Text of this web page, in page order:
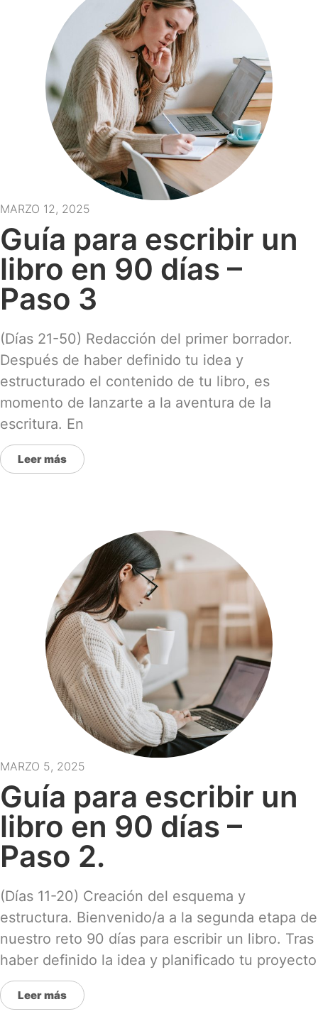
MARZO 12, 2025
Guía para escribir un
libro en 90 días –
Paso 3
(Días 21-50) Redacción del primer borrador.
Después de haber definido tu idea y
estructurado el contenido de tu libro, es
momento de lanzarte a la aventura de la
escritura. En
Leer más
MARZO 5, 2025
Guía para escribir un
libro en 90 días –
Paso 2.
(Días 11-20) Creación del esquema y
estructura. Bienvenido/a a la segunda etapa de
nuestro reto 90 días para escribir un libro. Tras
haber definido la idea y planificado tu proyecto
Leer más